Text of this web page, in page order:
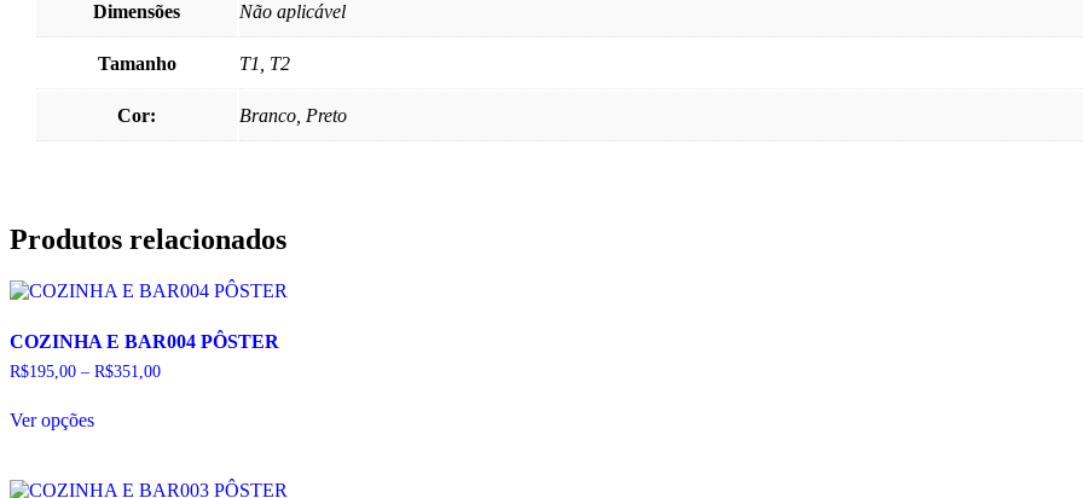
Dimensões Não aplicável
Tamanho T1, T2
Cor: Branco, Preto
Produtos relacionados
COZINHA E BAR004 PÔSTER
R$195,00 – R$351,00Faixa
Ver opçõesproduto
variantes.